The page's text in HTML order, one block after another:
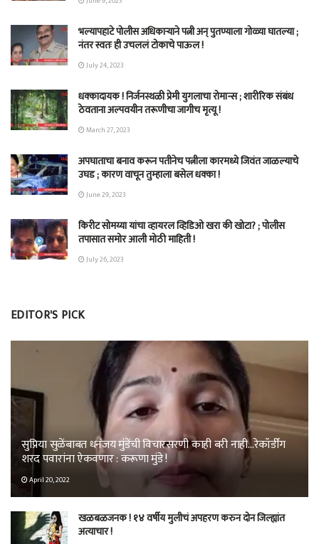
भल्यापहाटे पोलीस अधिकाऱ्याने पत्नी अन् पुतण्याला गोळ्या घातल्या ;
नंतर स्वतः ही उचललं टोकाचे पाऊल !
July 24, 2023
धक्कादायक ! निर्जनस्थळी प्रेमी युगलाचा रोमान्स ; शारीरिक संबंध
ठेवताना अल्पवयीन तरूणीचा जागीच मृत्यू !
March 27, 2023
अपघाताचा बनाव करून पतीनेच‎ पत्नीला कारमध्ये जिवंत जाळल्याचे
उघड ; कारण वाचून तुम्हाला बसेल धक्का !
June 29, 2023
किरीट सोमय्या यांचा व्हायरल व्हिडिओ खरा की खोटा? ; पोलीस
तपासात समोर आली मोठी माहिती !
July 26, 2023
EDITOR'S PICK
सुप्रिया सुळेंबाबत धनंजय मुंडेंची विचारसरणी काही बरी नाही…रेकॉर्डींग
शरद पवारांना ऐकवणार : करूणा मुंडे !
April 20, 2022
खळबळजनक ! १४ वर्षीय मुलीचं अपहरण करुन दोन जिल्ह्यांत
अत्याचार !